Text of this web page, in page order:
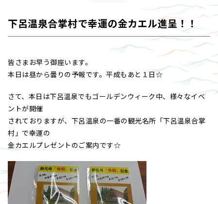
下呂温泉合掌村で幸運の金カエル進呈！！
皆さまお早う御座います。
本日は昼から曇りの予報です。平成もあと１日☆
さて、本日は下呂温泉でもゴールデンウィーク中、様々なイベ
ントが開催
されておりますが、下呂温泉の一番の観光名所「下呂温泉合掌
村」で幸運の
金カエルプレゼントのご案内です☆